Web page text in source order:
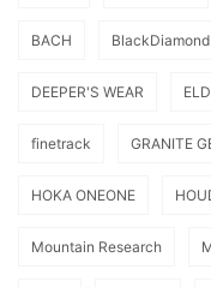
BACH BlackDiamond
DEEPER'S WEAR
finetrack GRANITE
HOKA ONEONE
Mountain Research